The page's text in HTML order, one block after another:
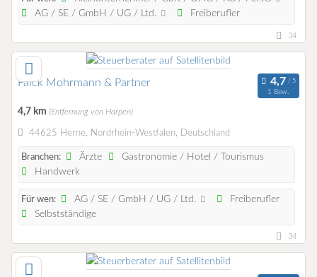
AG / SE / GmbH / UG / Ltd.
Freiberufler
34
Falck Mohrmann & Partner
1 Bew.
4,7 km (Entfernung von Harpen)
44625 Herne, Nordrhein-Westfalen, Deutschland
Branchen: Ärzte
Gastronomie / Hotel / Tourismus
Handwerk
Für wen: AG / SE / GmbH / UG / Ltd.
Freiberufler
Selbstständige
34